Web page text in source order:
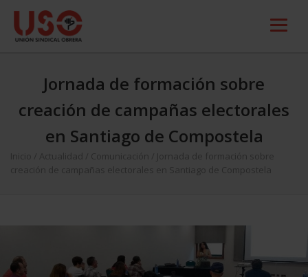
Jornada de formación sobre
creación de campañas electorales
en Santiago de Compostela
Inicio Actualidad Comunicación
Jornada de formación sobre
creación de campañas electorales en Santiago de Compostela